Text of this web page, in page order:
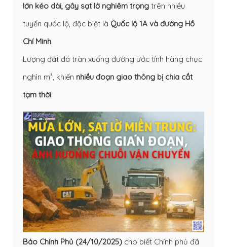
lớn kéo dài, gây sạt lở nghiêm trọng trên nhiều
tuyến quốc lộ, đặc biệt là Quốc lộ 1A và đường Hồ
Chí Minh.
Lượng đất đá tràn xuống đường ước tính hàng chục
nghìn m³, khiến nhiều đoạn giao thông bị chia cắt
tạm thời.
Báo Chính Phủ (24/10/2025) cho biết Chính phủ đã